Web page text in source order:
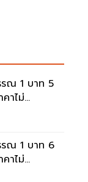
รณ 1 บาท 5
าไม่
รณ 1 บาท 6
าไม่